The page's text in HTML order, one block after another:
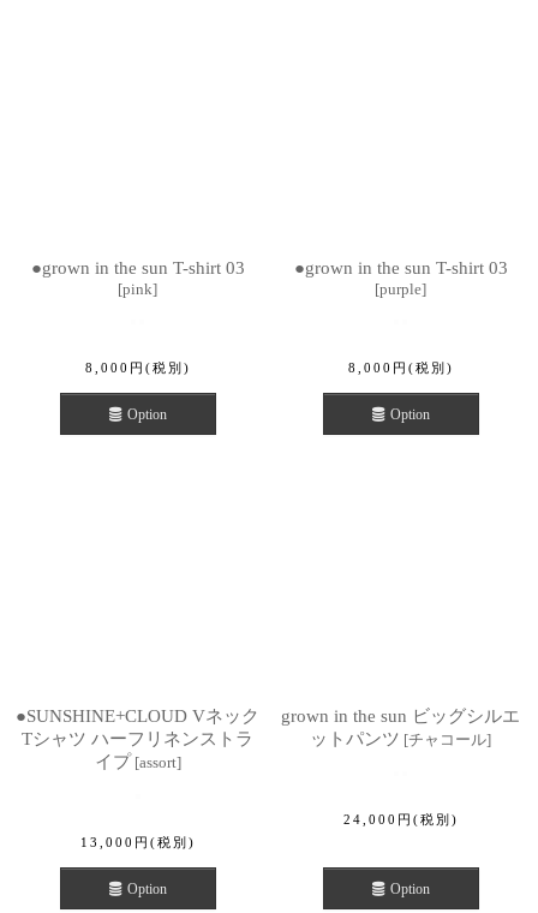
●grown in the sun T-shirt 03
[pink]
8,000 円 (税別)
Option
●grown in the sun T-shirt 03
[purple]
8,000 円 (税別)
Option
●SUNSHINE+CLOUD Vネック
Tシャツ ハーフリネンストラ
イプ [assort]
13,000 円 (税別)
Option
grown in the sun ビッグシルエ
ットパンツ [チャコール]
24,000 円 (税別)
Option